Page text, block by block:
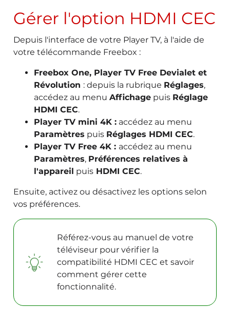
Gérer l'option HDMI CEC
Depuis l'interface de votre Player TV, à l'aide de
votre télécommande Freebox :
Freebox One, Player TV Free Devialet et
Révolution : depuis la rubrique Réglages,
accédez au menuAffichage puis Réglage
HDMI CEC.
Player TV mini 4K : accédez au menu
Paramètres puis Réglages HDMI CEC.
Player TV Free 4K : accédez au menu
Paramètres, Préférences relatives à
l'appareil puis HDMI CEC.
Ensuite, activez ou désactivez les options selon
vos préférences.
Référez-vous au manuel de votre
téléviseur pour vérifier la
compatibilité HDMI CEC et savoir
comment gérer cette
fonctionnalité.